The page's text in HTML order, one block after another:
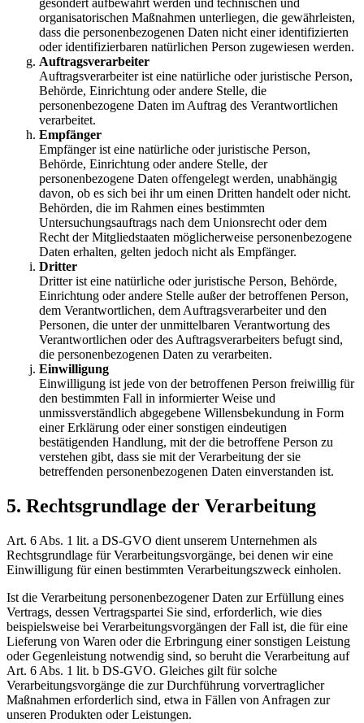
gesondert aufbewahrt werden und technischen und
organisatorischen Maßnahmen unterliegen, die gewährleisten,
dass die personenbezogenen Daten nicht einer identifizierten
oder identifizierbaren natürlichen Person zugewiesen werden.
Auftragsverarbeiter
Auftragsverarbeiter ist eine natürliche oder juristische Person,
Behörde, Einrichtung oder andere Stelle, die
personenbezogene Daten im Auftrag des Verantwortlichen
verarbeitet.
Empfänger
Empfänger ist eine natürliche oder juristische Person,
Behörde, Einrichtung oder andere Stelle, der
personenbezogene Daten offengelegt werden, unabhängig
davon, ob es sich bei ihr um einen Dritten handelt oder nicht.
Behörden, die im Rahmen eines bestimmten
Untersuchungsauftrags nach dem Unionsrecht oder dem
Recht der Mitgliedstaaten möglicherweise personenbezogene
Daten erhalten, gelten jedoch nicht als Empfänger.
Dritter
Dritter ist eine natürliche oder juristische Person, Behörde,
Einrichtung oder andere Stelle außer der betroffenen Person,
dem Verantwortlichen, dem Auftragsverarbeiter und den
Personen, die unter der unmittelbaren Verantwortung des
Verantwortlichen oder des Auftragsverarbeiters befugt sind,
die personenbezogenen Daten zu verarbeiten.
Einwilligung
Einwilligung ist jede von der betroffenen Person freiwillig für
den bestimmten Fall in informierter Weise und
unmissverständlich abgegebene Willensbekundung in Form
einer Erklärung oder einer sonstigen eindeutigen
bestätigenden Handlung, mit der die betroffene Person zu
verstehen gibt, dass sie mit der Verarbeitung der sie
betreffenden personenbezogenen Daten einverstanden ist.
5. Rechtsgrundlage der Verarbeitung
Art. 6 Abs. 1 lit. a DS-GVO dient unserem Unternehmen als
Rechtsgrundlage für Verarbeitungsvorgänge, bei denen wir eine
Einwilligung für einen bestimmten Verarbeitungszweck einholen.
Ist die Verarbeitung personenbezogener Daten zur Erfüllung eines
Vertrags, dessen Vertragspartei Sie sind, erforderlich, wie dies
beispielsweise bei Verarbeitungsvorgängen der Fall ist, die für eine
Lieferung von Waren oder die Erbringung einer sonstigen Leistung
oder Gegenleistung notwendig sind, so beruht die Verarbeitung auf
Art. 6 Abs. 1 lit. b DS-GVO. Gleiches gilt für solche
Verarbeitungsvorgänge die zur Durchführung vorvertraglicher
Maßnahmen erforderlich sind, etwa in Fällen von Anfragen zur
unseren Produkten oder Leistungen.